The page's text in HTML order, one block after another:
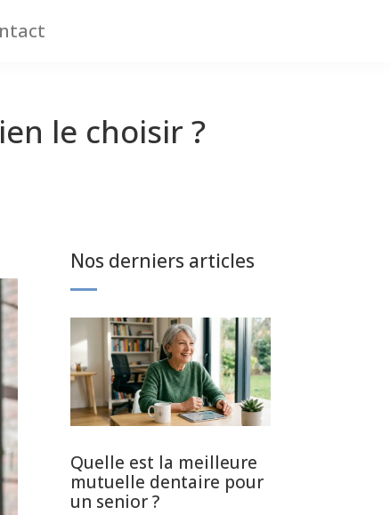
le choisir ?
Nos derniers articles
Quelle est la meilleure
mutuelle dentaire pour
un senior ?